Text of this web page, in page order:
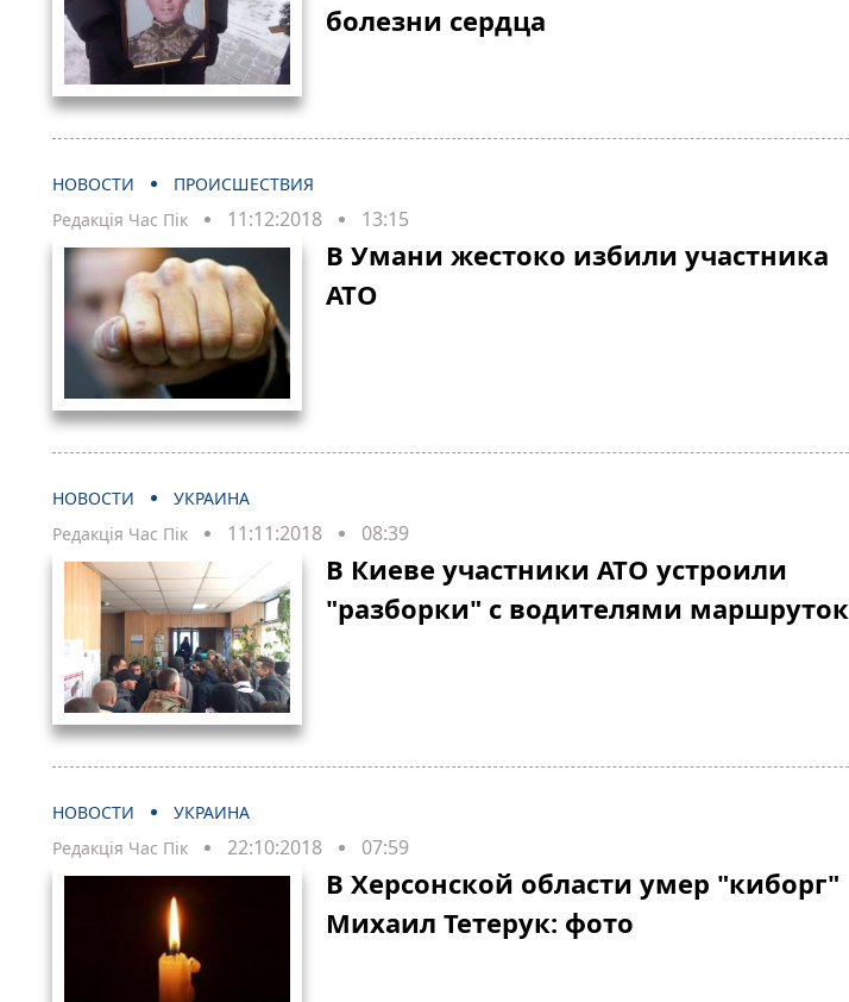
болезни сердца
НОВОСТИ
ПРОИСШЕСТВИЯ
Редакція Час Пік
11:12:2018 13:15
В Умани жестоко избили участника
АТО
НОВОСТИ
УКРАИНА
Редакція Час Пік
11:11:2018 08:39
В Киеве участники АТО устроили
"разборки" с водителями маршруток
НОВОСТИ
УКРАИНА
Редакція Час Пік
22:10:2018 07:59
В Херсонской области умер "киборг"
Михаил Тетерук: фото